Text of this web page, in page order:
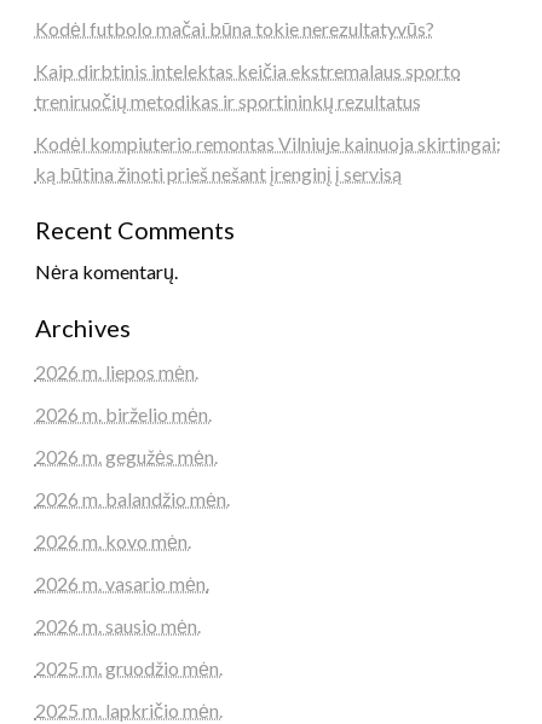
Kodėl futbolo mačai būna tokie nerezultatyvūs?
Kaip dirbtinis intelektas keičia ekstremalaus sporto
treniruočių metodikas ir sportininkų rezultatus
Kodėl kompiuterio remontas Vilniuje kainuoja skirtingai:
ką būtina žinoti prieš nešant įrenginį į servisą
Recent Comments
Nėra komentarų.
Archives
2026 m. liepos mėn.
2026 m. birželio mėn.
2026 m. gegužės mėn.
2026 m. balandžio mėn.
2026 m. kovo mėn.
2026 m. vasario mėn.
2026 m. sausio mėn.
2025 m. gruodžio mėn.
2025 m. lapkričio mėn.